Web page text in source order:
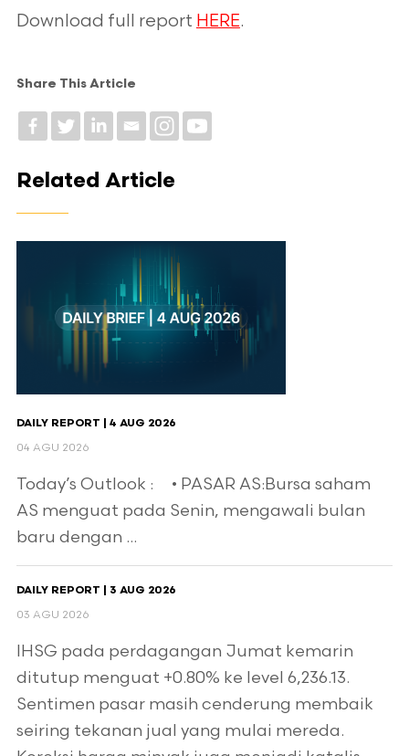
Download full report HERE.
Share This Article
Related Article
DAILY REPORT | 4 AUG 2026
04 AGU 2026
Today’s Outlook : • PASAR AS:Bursa saham
AS menguat pada Senin, mengawali bulan
baru dengan ...
DAILY REPORT | 3 AUG 2026
03 AGU 2026
IHSG pada perdagangan Jumat kemarin
ditutup menguat +0.80% ke level 6,236.13.
Sentimen pasar masih cenderung membaik
seiring tekanan jual yang mulai mereda.